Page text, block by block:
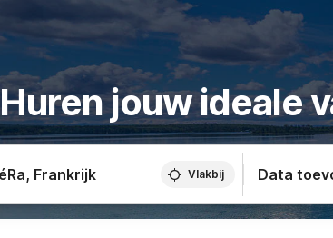
Huren jouw ideale
Vlakbij Data